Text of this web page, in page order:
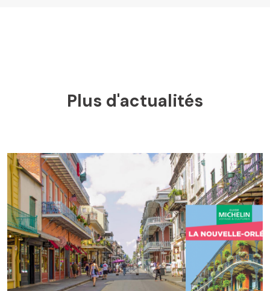
Plus d'actualités